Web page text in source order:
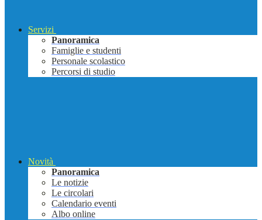
Servizi
Panoramica
Famiglie e studenti
Personale scolastico
Percorsi di studio
Novità
Panoramica
Le notizie
Le circolari
Calendario eventi
Albo online